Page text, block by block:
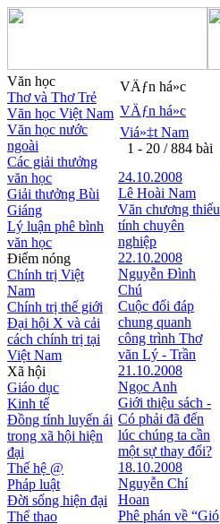
Văn học
Thơ và Thơ Trẻ
Văn học Việt Nam
Văn học nước
ngoài
Các giải thưởng
văn học
Giải thưởng Bùi
Giáng
Lý luận phê bình
văn học
Điểm nóng
Chính trị Việt
Nam
Chính trị thế giới
Đại hội X và cải
cách chính trị tại
Việt Nam
Xã hội
Giáo dục
Kinh tế
Đồng tính luyến ái
trong xã hội hiện
đại
Thế hệ @
Pháp luật
Đời sống hiện đại
Thể thao
VÄƒn há»c
VÄƒn há»c
Viá»‡t Nam
1 - 20 / 884 bài
24.10.2008
Lê Hoài Nam
Văn chương thiếu
tính chuyên
nghiệp
22.10.2008
Nguyễn Đình
Chú
Cuộc đối đáp
chung quanh
công trình Thơ
văn Lý - Trần
21.10.2008
Ngọc Anh
Giới thiệu sách -
Có phải đã đến
lúc chúng ta cần
một sự thay đổi?
18.10.2008
Nguyễn Chí
Hoan
Phê phán về “Gió